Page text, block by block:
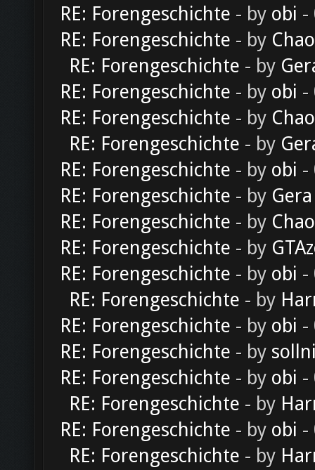
RE: Forengeschichte - by obi -
RE: Forengeschichte - by
RE: Forengeschichte - by
RE: Forengeschichte - by obi -
RE: Forengeschichte - by
RE: Forengeschichte - by
RE: Forengeschichte - by obi -
RE: Forengeschichte - by Gera
RE: Forengeschichte - by
RE: Forengeschichte - by
RE: Forengeschichte - by obi -
RE: Forengeschichte - by
RE: Forengeschichte - by obi -
RE: Forengeschichte - by
RE: Forengeschichte - by obi -
RE: Forengeschichte - by
RE: Forengeschichte - by obi -
RE: Forengeschichte - by